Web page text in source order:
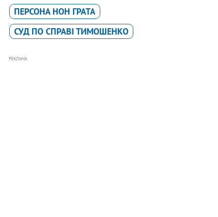
ПЕРСОНА НОН ГРАТА
СУД ПО СПРАВІ ТИМОШЕНКО
РЕКЛАМА